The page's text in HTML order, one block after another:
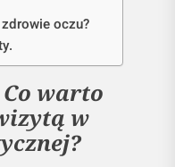
oczu?
warto
w